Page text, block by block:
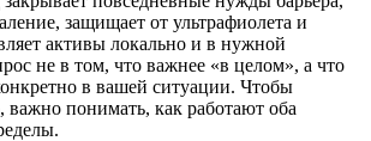
защищает от ультрафиолета и
активы локально и в нужной
не в том, что важнее «в целом», а что
в вашей ситуации. Чтобы
важно понимать, как работают оба